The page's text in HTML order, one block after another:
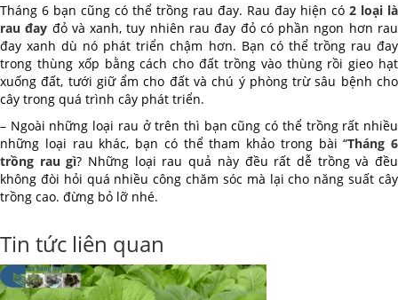
Tháng 6 bạn cũng có thể trồng rau đay. Rau đay hiện có 2 loại là
rau đay đỏ và xanh, tuy nhiên rau đay đỏ có phần ngon hơn rau
đay xanh dù nó phát triển chậm hơn. Bạn có thể trồng rau đay
trong thùng xốp bằng cách cho đất trồng vào thùng rồi gieo hạt
xuống đất, tưới giữ ẩm cho đất và chú ý phòng trừ sâu bệnh cho
cây trong quá trình cây phát triển.
– Ngoài những loại rau ở trên thì bạn cũng có thể trồng rất nhiều
những loại rau khác, bạn có thể tham khảo trong bài “Tháng 6
trồng rau gì? Những loại rau quả này đều rất dễ trồng và đều
không đòi hỏi quá nhiều công chăm sóc mà lại cho năng suất cây
trồng cao. đừng bỏ lỡ nhé.
Tin tức liên quan